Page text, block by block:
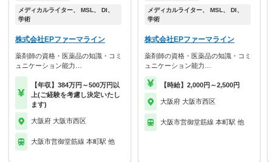
メディカルライター、 MSL、 DI、
学術
株式会社EPファーマライン
薬剤師の資格・医薬品の知識・コミ
ュニケーション能力…
【年収】384万円～500万円以
上(ご経験を考慮し決定いたし
ます)
大阪府 大阪市西区
大阪市営御堂筋線 本町駅 他
メディカルライター、 MSL、 DI、
学術
株式会社EPファーマライン
薬剤師の資格・医薬品の知識・コミ
ュニケーション能力…
【時給】2,000円～2,500円
大阪府 大阪市西区
大阪市営御堂筋線 本町駅 他